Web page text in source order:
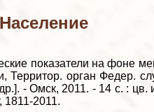
Население
показатели на фоне
Территор. орган Федер.
- Омск, 2011. - 14 с. : цв.
1811-2011.